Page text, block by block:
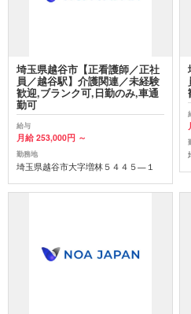
埼玉県越谷市【正看護師／正社
員／越谷駅】介護関連／未経験
歓迎,ブランク可,日勤のみ,車通
勤可
給与
月給 253,000円 ～
勤務地
埼玉県越谷市大字増林５４４５—１